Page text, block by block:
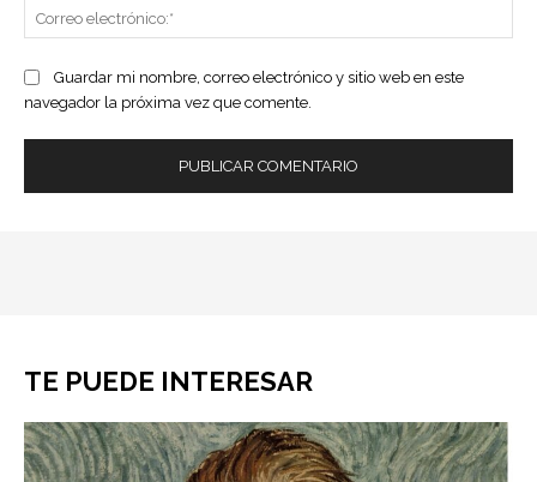
Guardar mi nombre, correo electrónico y sitio web en este
navegador la próxima vez que comente.
TE PUEDE INTERESAR